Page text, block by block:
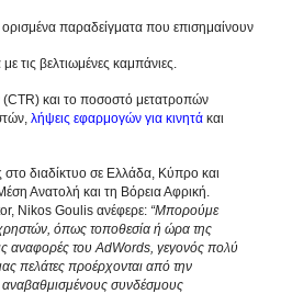
παραδείγματα που επισημαίνουν
τις βελτιωμένες καμπάνιες.
(CTR) και το ποσοστό μετατροπών
λήψεις εφαρμογών για κινητά και
στο διαδίκτυο σε Ελλάδα, Κύπρο και
Ανατολή και τη Βόρεια Αφρική.
Nikos Goulis ανέφερε: “Μπορούμε
χρηστών, όπως τοποθεσία ή ώρα της
αναφορές του AdWords, γεγονός πολύ
πελάτες προέρχονται από την
αναβαθμισμένους συνδέσμους